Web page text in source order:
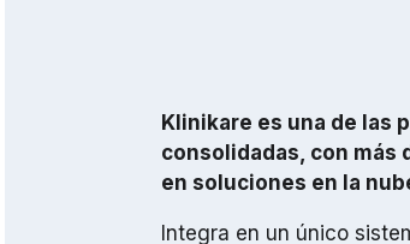
Klinikare es una de las
consolidadas, con más
en soluciones en la
Integra en un único